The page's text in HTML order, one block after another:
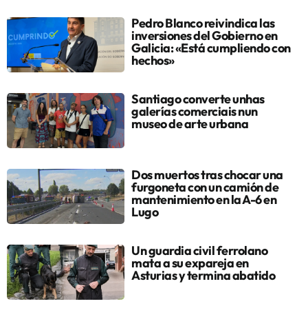
Pedro Blanco reivindica las
inversiones del Gobierno en
Galicia: «Está cumpliendo con
hechos»
Santiago converte unhas
galerías comerciais nun
museo de arte urbana
Dos muertos tras chocar una
furgoneta con un camión de
mantenimiento en la A-6 en
Lugo
Un guardia civil ferrolano
mata a su expareja en
Asturias y termina abatido